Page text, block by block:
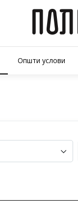
Општи услови